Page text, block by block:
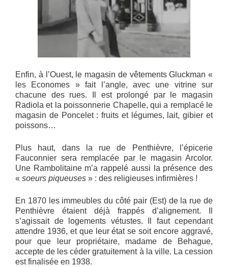
Enfin, à l’Ouest, le magasin de vêtements Gluckman «
les Economes » fait l’angle, avec une vitrine sur
chacune des rues. Il est prolongé par le magasin
Radiola et la poissonnerie Chapelle, qui a remplacé le
magasin de Poncelet : fruits et légumes, lait, gibier et
poissons…
Plus haut, dans la rue de Penthièvre, l’épicerie
Fauconnier sera remplacée par le magasin Arcolor.
Une Rambolitaine m’a rappelé aussi la présence des
« soeurs piqueuses » : des religieuses infirmières !
En 1870 les immeubles du côté pair (Est) de la rue de
Penthièvre étaient déjà frappés d’alignement. Il
s’agissait de logements vétustes. Il faut cependant
attendre 1936, et que leur état se soit encore aggravé,
pour que leur propriétaire, madame de Behague,
accepte de les céder gratuitement à la ville. La cession
est finalisée en 1938.